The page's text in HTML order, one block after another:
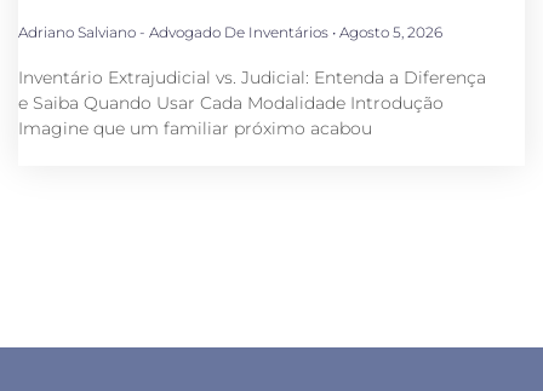
Adriano Salviano - Advogado De Inventários Agosto 5, 2026
Inventário Extrajudicial vs. Judicial: Entenda a Diferença
e Saiba Quando Usar Cada Modalidade Introdução
Imagine que um familiar próximo acabou